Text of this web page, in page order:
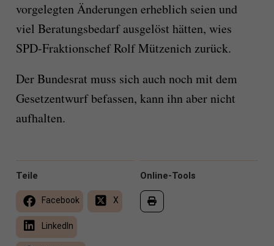
vorgelegten Änderungen erheblich seien und
viel Beratungsbedarf ausgelöst hätten, wies
SPD-Fraktionschef Rolf Mützenich zurück.
Der Bundesrat muss sich auch noch mit dem
Gesetzentwurf befassen, kann ihn aber nicht
aufhalten.
Online-Tools
Teile
Facebook X
LinkedIn